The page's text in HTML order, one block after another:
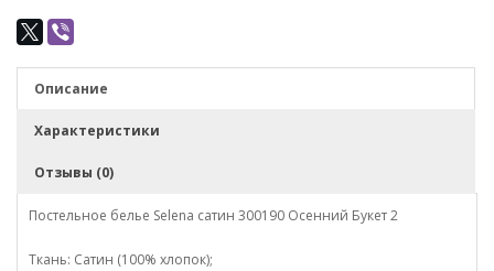
Описание
Характеристики
Отзывы (0)
Постельное белье Selena сатин 300190 Осенний Букет 2
Ткань: Сатин (100% хлопок);